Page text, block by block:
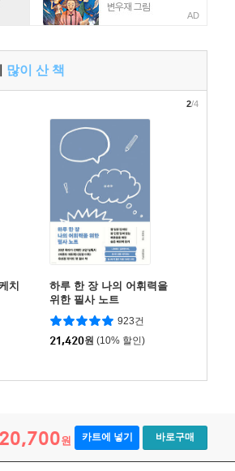
AD
많이 산 책
치
하루 한 장 나의 어휘력을
위한 필사 노트
923건
21,420원 (10% 할인)
2/4
20,700원 카트에 넣기 바로구매